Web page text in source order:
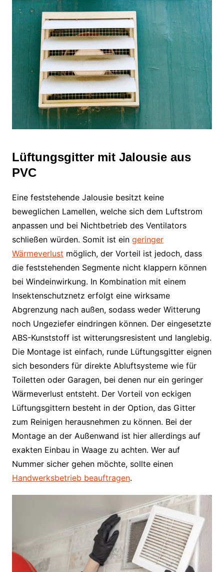
Lüftungsgitter mit Jalousie aus
PVC
Eine feststehende Jalousie besitzt keine
beweglichen Lamellen, welche sich dem Luftstrom
anpassen und bei Nichtbetrieb des Ventilators
schließen würden. Somit ist ein geringer
Wärmeverlust möglich, der Vorteil ist jedoch, dass
die feststehenden Segmente nicht klappern können
bei Windeinwirkung. In Kombination mit einem
Insektenschutznetz erfolgt eine wirksame
Abgrenzung nach außen, sodass weder Witterung
noch Ungeziefer eindringen können. Der eingesetzte
ABS-Kunststoff ist witterungsresistent und langlebig.
Die Montage ist einfach, runde Lüftungsgitter eignen
sich besonders für direkte Abluftsysteme wie für
Toiletten oder Garagen, bei denen nur ein geringer
Wärmeverlust entsteht. Der Vorteil von eckigen
Lüftungsgittern besteht in der Option, das Gitter
zum Reinigen herausnehmen zu können. Bei der
Montage an der Außenwand ist hier allerdings auf
exakten Einbau in Waage zu achten. Wer auf
Nummer sicher gehen möchte, sollte einen
Handwerksbetrieb beauftragen.